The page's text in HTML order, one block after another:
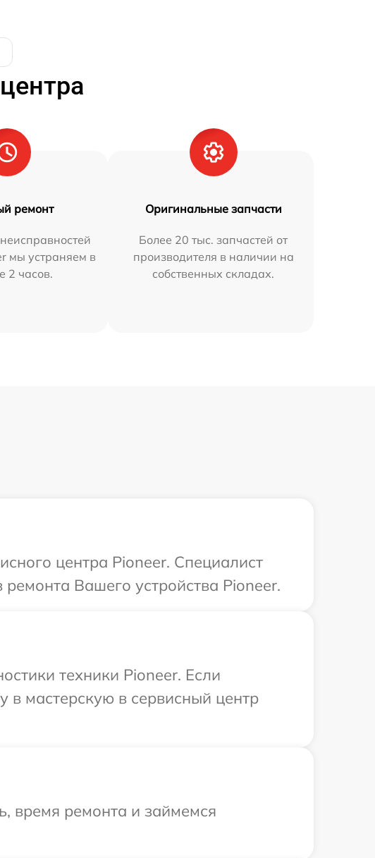
ремонт
мы устраняем в
2 часов.
Оригинальные запчасти
Более 20 тыс. запчастей от
производителя в наличии на
собственных складах.
центра Pioneer. Специалист
Вашего устройства Pioneer.
техники Pioneer. Если
в мастерскую в сервисный центр
время ремонта и займемся